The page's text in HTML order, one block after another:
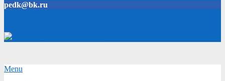
pedk@bk.ru
Secondary
Menu